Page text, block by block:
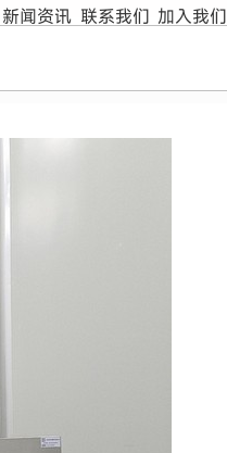
新闻资讯 联系我们 加入我们